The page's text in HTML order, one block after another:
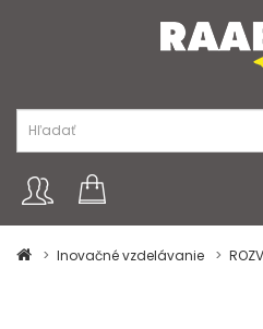
Inovačné vzdelávanie